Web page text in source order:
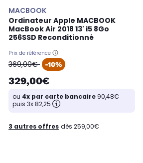
MACBOOK
Ordinateur Apple MACBOOK
MacBook Air 2018 13' i5 8Go
256SSD Reconditionné
Prix de référence
oldPrice
369,00€ -10%
329,00€
ou 4x par carte bancaire 90,48€
puis 3x 82,25
3 autres offres dès 259,00€